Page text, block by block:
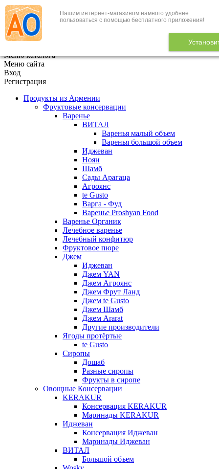
Нашим интернет-магазином намного удобнее
пользоваться с помощью бесплатного приложения!
+7 (495) 646-888-1
В корзине 0
Меню каталога
Меню сайта
Вход
Регистрация
Продукты из Армении
Фруктовые консервации
Варенье
ВИТАЛ
Варенья малый объем
Варенья большой объем
Иджеван
Ноян
Шамб
Сады Арагаца
Агроянс
te Gusto
Варга - Фуд
Варенье Proshyan Food
Варенье Органик
Лечебное варенье
Лечебный конфитюр
Фруктовое пюре
Джем
Иджеван
Джем YAN
Джем Агроянс
Джем Фрут Ланд
Джем te Gusto
Джем Шамб
Джем Ararat
Другие производители
Ягоды протёртые
te Gusto
Сиропы
Дошаб
Разные сиропы
Фрукты в сиропе
Овощные Консервации
KERAKUR
Консервация KERAKUR
Маринады KERAKUR
Иджеван
Консервация Иджеван
Маринады Иджеван
ВИТАЛ
Большой объем